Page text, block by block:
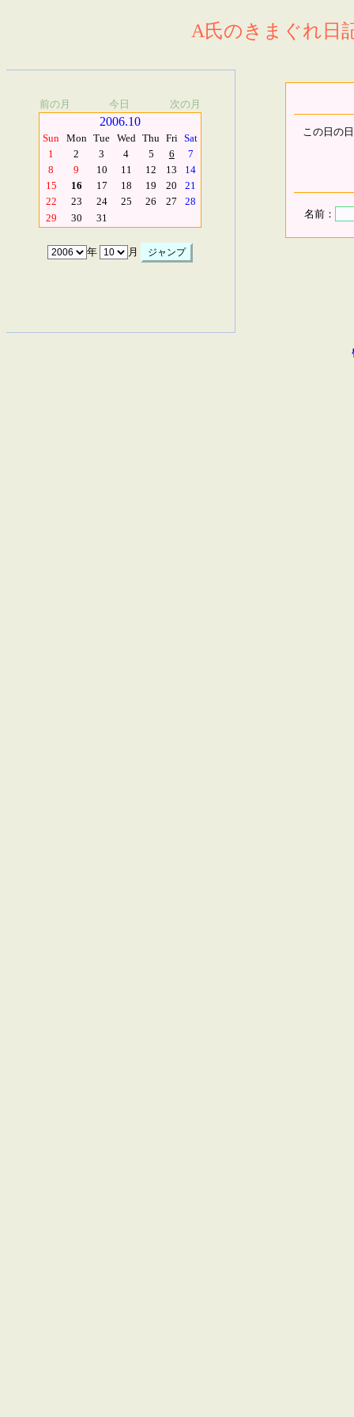
A氏のきまぐれ日
前の月 今日 次の月
2006.10
Sun Mon Tue Wed Thu Fri Sat
1
2 3 4 5 6
7
8
9 10 11 12 13
14
15
16 17 18 19 20
21
22
23 24 25 26 27
28
29
30 31
年 月
この日の
名前：